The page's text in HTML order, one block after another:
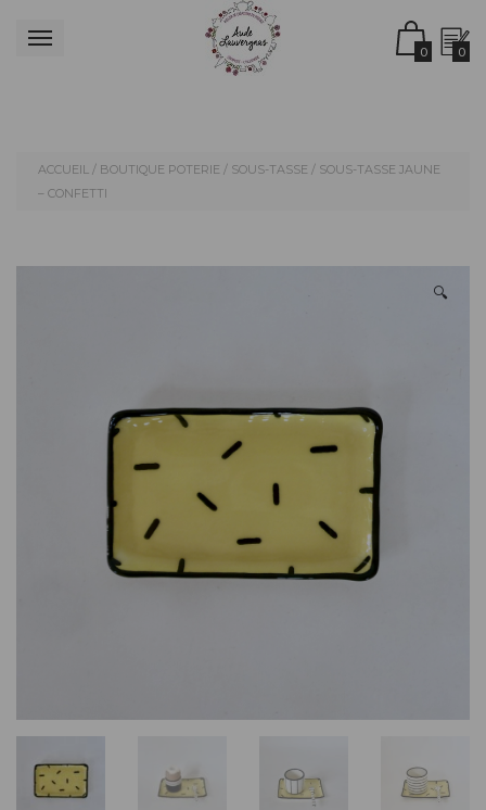
0 0
ACCUEIL / BOUTIQUE POTERIE / SOUS-TASSE / SOUS-TASSE JAUNE
– CONFETTI
🔍